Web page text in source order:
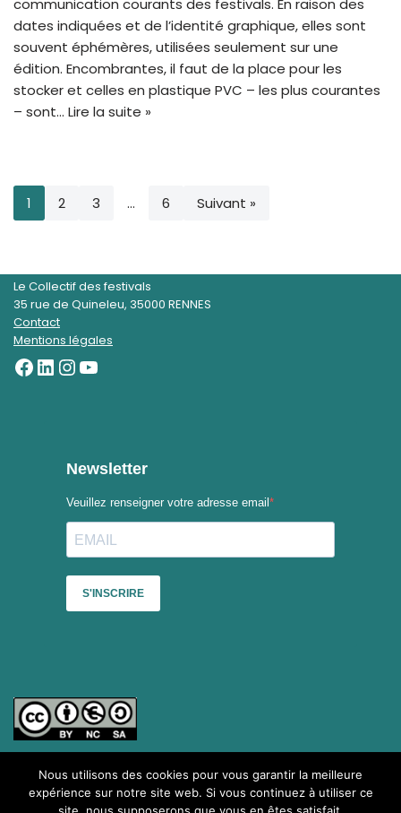
communication courants des festivals. En raison des
dates indiquées et de l’identité graphique, elles sont
souvent éphémères, utilisées seulement sur une
édition. Encombrantes, il faut de la place pour les
stocker et celles en plastique PVC – les plus courantes
– sont… Lire la suite »
1 2 3 … 6 Suivant »
Le Collectif des festivals
35 rue de Quineleu, 35000 RENNES
Contact
Mentions légales
Sauf mention contraire, le contenu du site du Collectif des
festivals est mis à disposition selon les termes de la Licence
Nous utilisons des cookies pour vous garantir la meilleure
expérience sur notre site web. Si vous continuez à utiliser ce